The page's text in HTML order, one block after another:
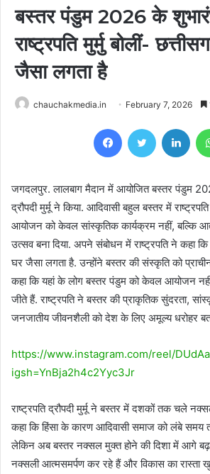
बस्तर पंडुम 2026 के
राष्ट्रपति मुर्मु बोलीं-
जैसा लगता है
chauchakmedia.in February 7, 2026
FacebookTwitter
जगदलपुर. लालबाग मैदान में आयोजित बस्तर पंडुम
द्रौपदी मुर्मू ने किया. आदिवासी बहुल बस्तर में
आयोजन को केवल सांस्कृतिक कार्यक्रम नहीं, बल्कि
उत्सव बना दिया. अपने संबोधन में राष्ट्रपति ने कहा
घर जैसा लगता है. उन्होंने बस्तर की संस्कृति को
कहा कि यहां के लोग बस्तर पंडुम को केवल आयोजन
जीते हैं. राष्ट्रपति ने बस्तर की प्राकृतिक सुंदरता,
जनजातीय जीवनशैली को देश के लिए अमूल्य धरोहर
https://www.instagram.com/reel/
igsh=YnBja2h4c2Yyc3Jr
राष्ट्रपति द्रौपदी मुर्मू ने बस्तर में दशकों तक चले
कहा कि हिंसा के कारण आदिवासी समाज को लंबे समय
लेकिन अब बस्तर नक्सल मुक्त होने की दिशा में आगे बढ़
नक्सली आत्मसमर्पण कर रहे हैं और विकास का रास्ता